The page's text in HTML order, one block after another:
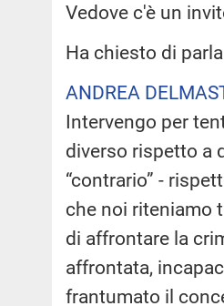
Vedove c'è un
Ha chiesto di
ANDREA
Intervengo per
diverso rispetto a
“contrario” -
che noi riteniamo
di affrontare la
affrontata,
frantumato il